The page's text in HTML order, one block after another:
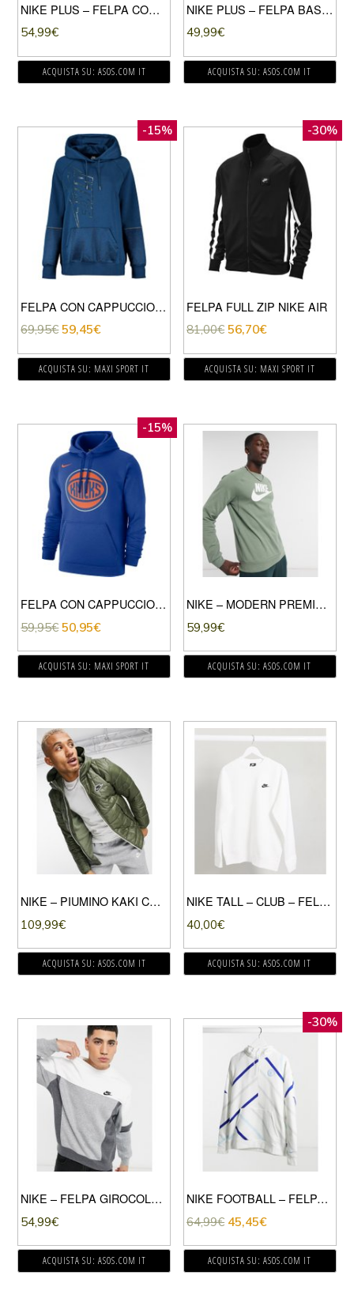
NIKE PLUS – FELPA CON CAPPUCCIO OVERSIZE CON MINI LOGO NIKE VERDE-VIOLA
54,99€
ACQUISTA SU: ASOS.COM IT
NIKE PLUS – FELPA BASIC GRIGIA-GRIGIO
49,99€
ACQUISTA SU: ASOS.COM IT
-15%
FELPA CON CAPPUCCIO ICON CLASH
69,95€ 59,45€
ACQUISTA SU: MAXI SPORT IT
-30%
FELPA FULL ZIP NIKE AIR
81,00€ 56,70€
ACQUISTA SU: MAXI SPORT IT
-15%
FELPA CON CAPPUCCIO LOGO NEW YORK KNICKS
59,95€ 50,95€
ACQUISTA SU: MAXI SPORT IT
NIKE – MODERN PREMIUM – FELPA GIROCOLLO IN DOPPIA MAGLIA VERDE SALVIA-BIANCO
59,99€
ACQUISTA SU: ASOS.COM IT
NIKE – PIUMINO KAKI CON CAPPUCCIO ZIP E IMBOTTITURA SINTETICA-VERDE
109,99€
ACQUISTA SU: ASOS.COM IT
NIKE TALL – CLUB – FELPA GIROCOLLO BIANCA-BIANCO
40,00€
ACQUISTA SU: ASOS.COM IT
NIKE – FELPA GIROCOLLO COLORBLOCK BIANCO/GRIGIO SCURO
54,99€
ACQUISTA SU: ASOS.COM IT
-30%
NIKE FOOTBALL – FELPA CON CAPPUCCIO CHELSEA GFA BIANCA-BIANCO
64,99€ 45,45€
ACQUISTA SU: ASOS.COM IT